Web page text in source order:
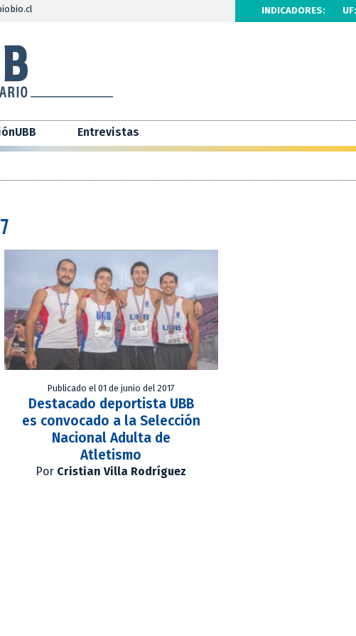
INDICADORES: UF:
Entrevistas
Publicado el 01 de junio del 2017
Destacado deportista UBB
es convocado a la Selección
Nacional Adulta de
Atletismo
Por Cristian Villa Rodríguez